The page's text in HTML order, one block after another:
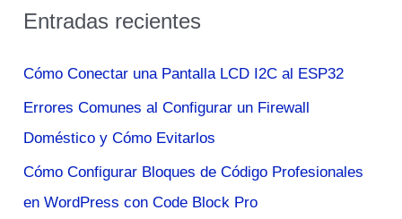
c
p
o
r
:
Entradas recientes
Cómo Conectar una Pantalla LCD I2C al ESP32
Errores Comunes al Configurar un Firewall
Doméstico y Cómo Evitarlos
Cómo Configurar Bloques de Código Profesionales
en WordPress con Code Block Pro